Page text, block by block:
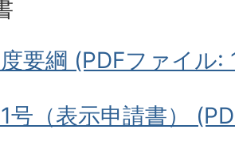
要綱 (PDFファイル:
号（表示申請書）